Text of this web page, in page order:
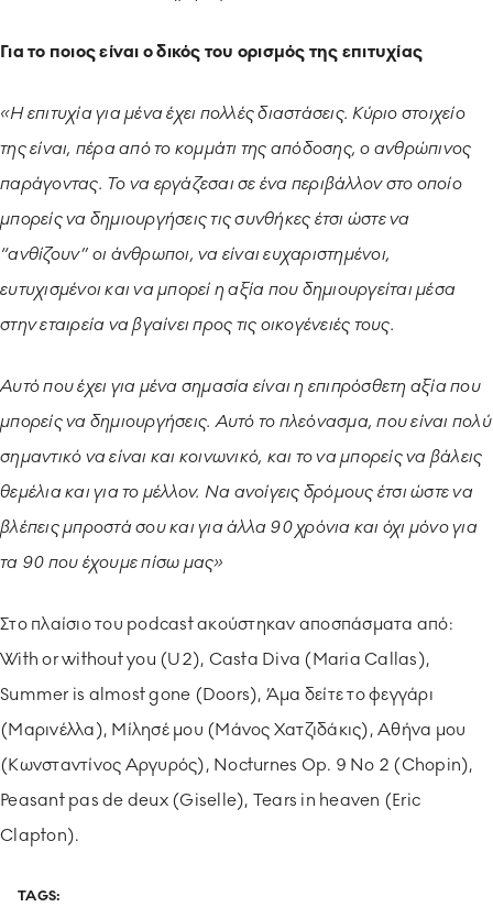
Για το ποιος είναι ο δικός του ορισμός της επιτυχίας
«Η επιτυχία για μένα έχει πολλές διαστάσεις. Κύριο στοιχείο
της είναι, πέρα από το κομμάτι της απόδοσης, ο ανθρώπινος
παράγοντας. Το να εργάζεσαι σε ένα περιβάλλον στο οποίο
μπορείς να δημιουργήσεις τις συνθήκες έτσι ώστε να
“ανθίζουν” οι άνθρωποι, να είναι ευχαριστημένοι,
ευτυχισμένοι και να μπορεί η αξία που δημιουργείται μέσα
στην εταιρεία να βγαίνει προς τις οικογένειές τους.
Αυτό που έχει για μένα σημασία είναι η επιπρόσθετη αξία που
μπορείς να δημιουργήσεις. Αυτό το πλεόνασμα, που είναι πολύ
σημαντικό να είναι και κοινωνικό, και το να μπορείς να βάλεις
θεμέλια και για το μέλλον. Να ανοίγεις δρόμους έτσι ώστε να
βλέπεις μπροστά σου και για άλλα 90 χρόνια και όχι μόνο για
τα 90 που έχουμε πίσω μας»
Στο πλαίσιο του podcast ακούστηκαν αποσπάσματα από:
With or without you (U2), Casta Diva (Maria Callas),
Summer is almost gone (Doors), Άμα δείτε το φεγγάρι
(Μαρινέλλα), Μίλησέ μου (Μάνος Χατζιδάκις), Αθήνα μου
(Κωνσταντίνος Αργυρός), Nocturnes Op. 9 No 2 (Chopin),
Peasant pas de deux (Giselle), Tears in heaven (Eric
Clapton).
TAGS: